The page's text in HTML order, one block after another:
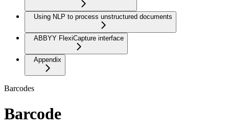
Using NLP to process unstructured documents
ABBYY FlexiCapture interface
Appendix
Barcodes
Barcode